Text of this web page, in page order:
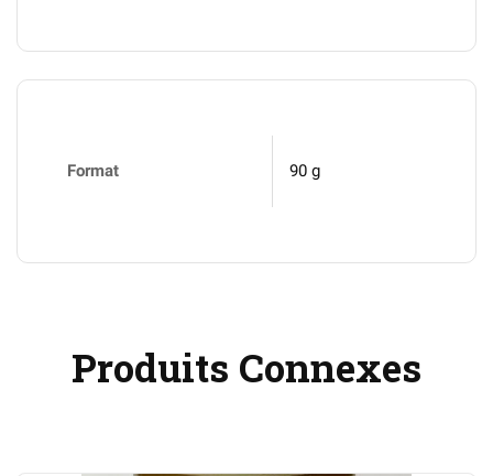
Format 90 g
Produits Connexes